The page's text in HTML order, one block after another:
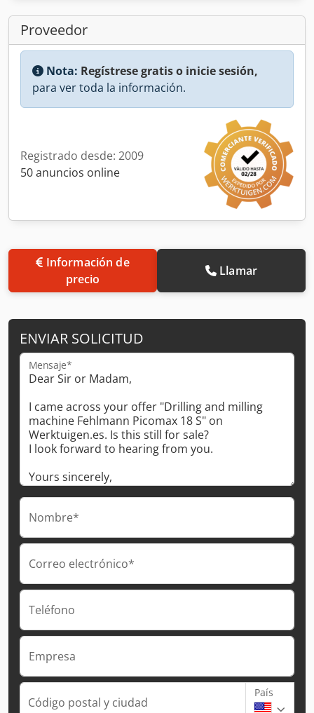
Proveedor
Nota: Regístrese gratis o inicie sesión,
para ver toda la información.
Registrado desde: 2009
50 anuncios online
precio
Llamar
ENVIAR SOLICITUD
Mensaje*
Nombre*
Correo electrónico*
Teléfono
Empresa
Código postal y ciudad
País